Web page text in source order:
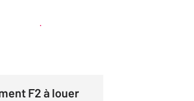
Créer une alerte
F2 à louer